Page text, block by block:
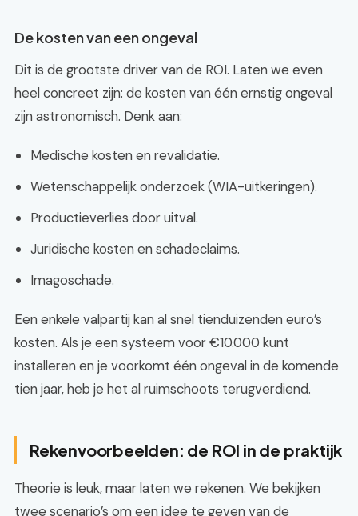
De kosten van een ongeval
Dit is de grootste driver van de ROI. Laten we even
heel concreet zijn: de kosten van één ernstig ongeval
zijn astronomisch. Denk aan:
Medische kosten en revalidatie.
Wetenschappelijk onderzoek (WIA-uitkeringen).
Productieverlies door uitval.
Juridische kosten en schadeclaims.
Imagoschade.
Een enkele valpartij kan al snel tienduizenden euro’s
kosten. Als je een systeem voor €10.000 kunt
installeren en je voorkomt één ongeval in de komende
tien jaar, heb je het al ruimschoots terugverdiend.
Rekenvoorbeelden: de ROI in de praktijk
Theorie is leuk, maar laten we rekenen. We bekijken
twee scenario’s om een idee te geven van de